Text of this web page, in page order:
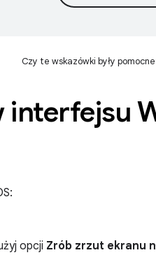
Czy te wskazówki były
opcji Zrób zrzut ekranu